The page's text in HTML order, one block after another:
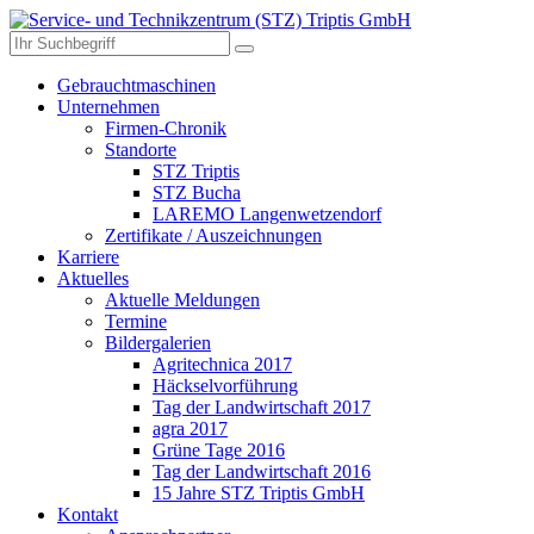
Gebrauchtmaschinen
Unternehmen
Firmen-Chronik
Standorte
STZ Triptis
STZ Bucha
LAREMO Langenwetzendorf
Zertifikate / Auszeichnungen
Karriere
Aktuelles
Aktuelle Meldungen
Termine
Bildergalerien
Agritechnica 2017
Häckselvorführung
Tag der Landwirtschaft 2017
agra 2017
Grüne Tage 2016
Tag der Landwirtschaft 2016
15 Jahre STZ Triptis GmbH
Kontakt